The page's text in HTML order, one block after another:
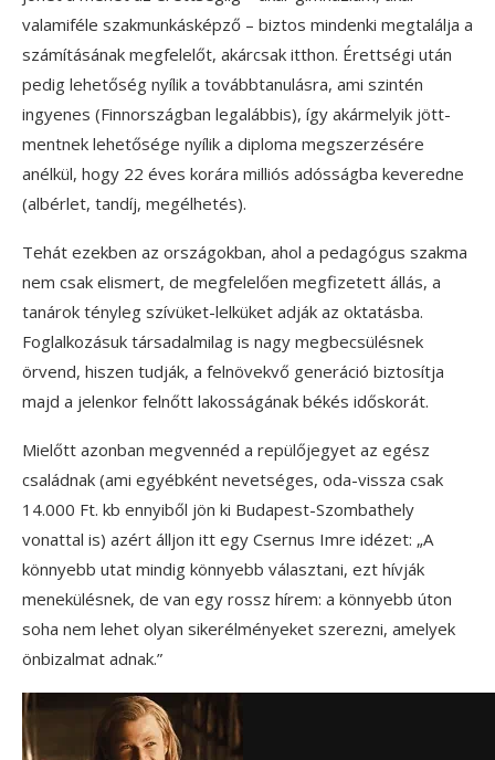
valamiféle szakmunkásképző – biztos mindenki megtalálja a
számításának megfelelőt, akárcsak itthon. Érettségi után
pedig lehetőség nyílik a továbbtanulásra, ami szintén
ingyenes (Finnországban legalábbis), így akármelyik jött-
mentnek lehetősége nyílik a diploma megszerzésére
anélkül, hogy 22 éves korára milliós adósságba keveredne
(albérlet, tandíj, megélhetés).
Tehát ezekben az országokban, ahol a pedagógus szakma
nem csak elismert, de megfelelően megfizetett állás, a
tanárok tényleg szívüket-lelküket adják az oktatásba.
Foglalkozásuk társadalmilag is nagy megbecsülésnek
örvend, hiszen tudják, a felnövekvő generáció biztosítja
majd a jelenkor felnőtt lakosságának békés időskorát.
Mielőtt azonban megvennéd a repülőjegyet az egész
családnak (ami egyébként nevetséges, oda-vissza csak
14.000 Ft. kb ennyiből jön ki Budapest-Szombathely
vonattal is) azért álljon itt egy Csernus Imre idézet: „A
könnyebb utat mindig könnyebb választani, ezt hívják
menekülésnek, de van egy rossz hírem: a könnyebb úton
soha nem lehet olyan sikerélményeket szerezni, amelyek
önbizalmat adnak.”